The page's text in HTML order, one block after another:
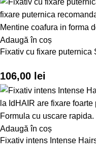
Adaugă în coș
Fixativ cu fixare puternica
106,00 lei
Adaugă în coș
Fixativ intens Intense